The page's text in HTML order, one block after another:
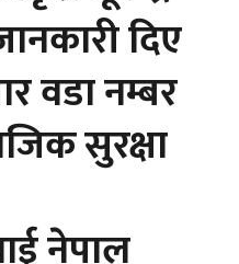
दिए
वडा नम्बर
सुरक्षा
नेपाल